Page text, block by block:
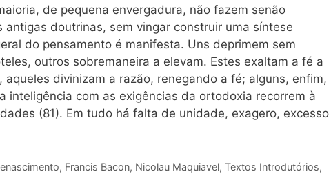
de pequena envergadura, não fazem senão
antigas doutrinas, sem vingar construir uma síntese
do pensamento é manifesta. Uns deprimem sem
outros sobremaneira a elevam. Estes exaltam a fé a
divinizam a razão, renegando a fé; alguns, enfim,
inteligência com as exigências da ortodoxia recorrem à
(81). Em tudo há falta de unidade, exagero, excesso
, Francis Bacon, Nicolau Maquiavel, Textos Introdutórios,